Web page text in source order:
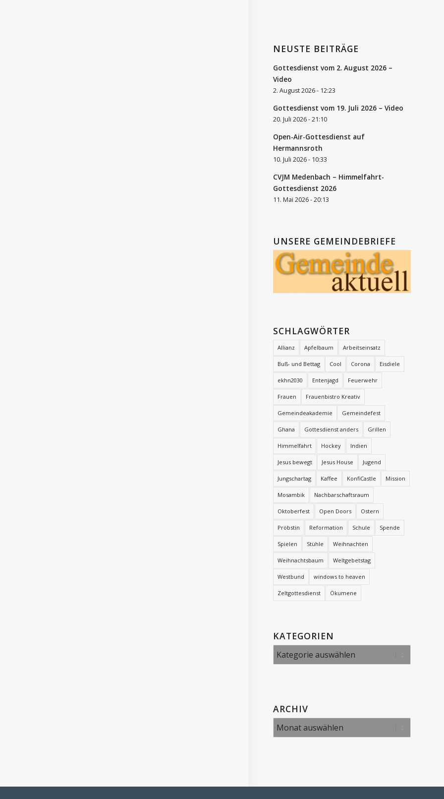
NEUSTE BEITRÄGE
Gottesdienst vom 2. August 2026 –
Video
2. August 2026 - 12:23
Gottesdienst vom 19. Juli 2026 – Video
20. Juli 2026 - 21:10
Open-Air-Gottesdienst auf
Hermannsroth
10. Juli 2026 - 10:33
CVJM Medenbach – Himmelfahrt-
Gottesdienst 2026
11. Mai 2026 - 20:13
UNSERE GEMEINDEBRIEFE
SCHLAGWÖRTER
Allianz Apfelbaum Arbeitseinsatz
Buß- und Bettag Cool Corona Eisdiele
ekhn2030 Entenjagd Feuerwehr
Frauen Frauenbistro Kreativ
Gemeindeakademie Gemeindefest
Ghana Gottesdienst anders Grillen
Himmelfahrt Hockey Indien
Jesus bewegt Jesus House Jugend
Jungschartag Kaffee KonfiCastle Mission
Mosambik Nachbarschaftsraum
Oktoberfest Open Doors Ostern
Pröbstin Reformation Schule Spende
Spielen Stühle Weihnachten
Weihnachtsbaum Weltgebetstag
Westbund windows to heaven
Zeltgottesdienst Ökumene
KATEGORIEN
Kategorien
ARCHIV